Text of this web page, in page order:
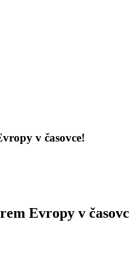
v časovce!
Evropy v